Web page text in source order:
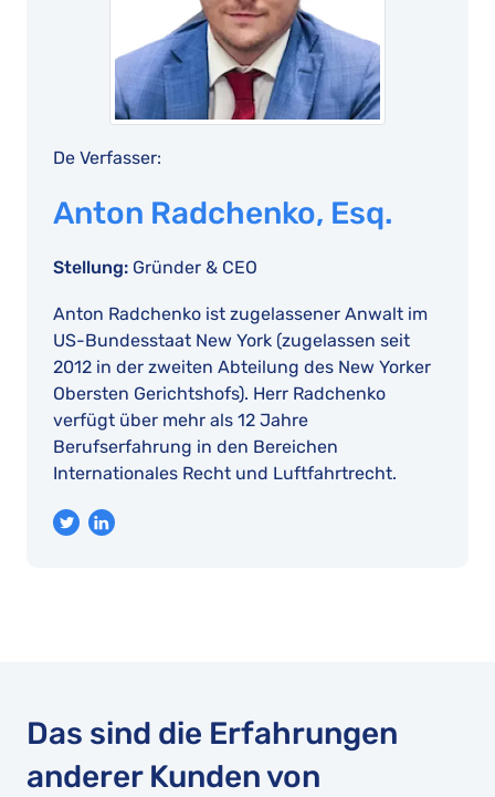
De Verfasser:
Anton Radchenko, Esq.
Stellung: Gründer & CEO
Anton Radchenko ist zugelassener Anwalt im
US-Bundesstaat New York (zugelassen seit
2012 in der zweiten Abteilung des New Yorker
Obersten Gerichtshofs). Herr Radchenko
verfügt über mehr als 12 Jahre
Berufserfahrung in den Bereichen
Internationales Recht und Luftfahrtrecht.
Das sind die Erfahrungen
anderer Kunden von